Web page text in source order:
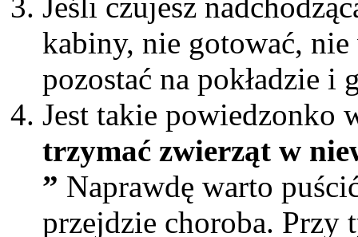
kabiny, nie gotować,
pozostać na pokładzie i
Jest takie powiedzonko
trzymać zwierząt w
” Naprawdę warto
przejdzie choroba. Przy